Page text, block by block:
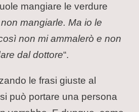
mangiare le verdure
mangiarle. Ma io le
non mi ammalerò e non
dal dottore“.
le frasi giuste al
può portare una persona